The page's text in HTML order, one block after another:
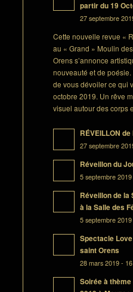
partir du 19
27 septembre
Cette nouvelle revue «
au « Grand » Moulin
Orens s’annonce
nouveauté et de
de vous dévoiler ce qui
octobre 2019. Un rêve
visuel autour des corps
RÉVEILLON
27 septembre
Réveillon du
5 septembre
Réveillon de la
à la Salle des
5 septembre
Spectacle
saint Orens
28 mars 2019 -
Soirée à